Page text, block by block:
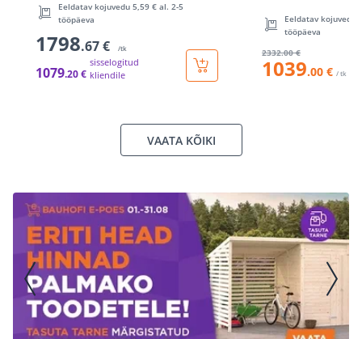
Eeldatav kojuvedu 5,59 € al. 2-5
tööpäeva
1798.67 € /tk
1079.20 €
sisselogitud
kliendile
Eeldatav kojuvedu
tööpäeva
2332.00 €
1039.00 € / tk
VAATA KÕIKI